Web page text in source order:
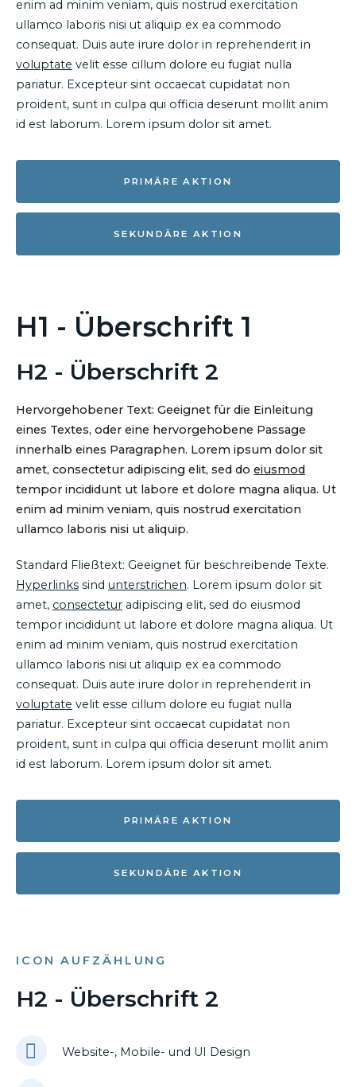
enim ad minim veniam, quis nostrud exercitation
ullamco laboris nisi ut aliquip ex ea commodo
consequat. Duis aute irure dolor in reprehenderit in
voluptate velit esse cillum dolore eu fugiat nulla
pariatur. Excepteur sint occaecat cupidatat non
proident, sunt in culpa qui officia deserunt mollit anim
id est laborum. Lorem ipsum dolor sit amet.
PRIMÄRE AKTION
SEKUNDÄRE AKTION
H1 - Überschrift 1
H2 - Überschrift 2
Hervorgehobener Text: Geeignet für die Einleitung
eines Textes, oder eine hervorgehobene Passage
innerhalb eines Paragraphen. Lorem ipsum dolor sit
amet, consectetur adipiscing elit, sed do eiusmod
tempor incididunt ut labore et dolore magna aliqua. Ut
enim ad minim veniam, quis nostrud exercitation
ullamco laboris nisi ut aliquip.
Standard Fließtext: Geeignet für beschreibende Texte.
Hyperlinks sind unterstrichen. Lorem ipsum dolor sit
amet, consectetur adipiscing elit, sed do eiusmod
tempor incididunt ut labore et dolore magna aliqua. Ut
enim ad minim veniam, quis nostrud exercitation
ullamco laboris nisi ut aliquip ex ea commodo
consequat. Duis aute irure dolor in reprehenderit in
voluptate velit esse cillum dolore eu fugiat nulla
pariatur. Excepteur sint occaecat cupidatat non
proident, sunt in culpa qui officia deserunt mollit anim
id est laborum. Lorem ipsum dolor sit amet.
PRIMÄRE AKTION
SEKUNDÄRE AKTION
ICON AUFZÄHLUNG
H2 - Überschrift 2
Website-, Mobile- und UI Design